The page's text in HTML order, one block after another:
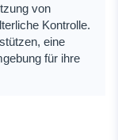
von
Kontrolle.
eine
für ihre